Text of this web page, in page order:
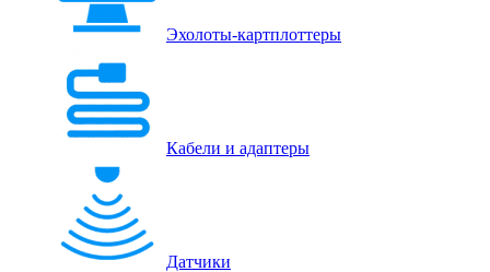
Эхолоты-картплоттеры
Кабели и адаптеры
Датчики